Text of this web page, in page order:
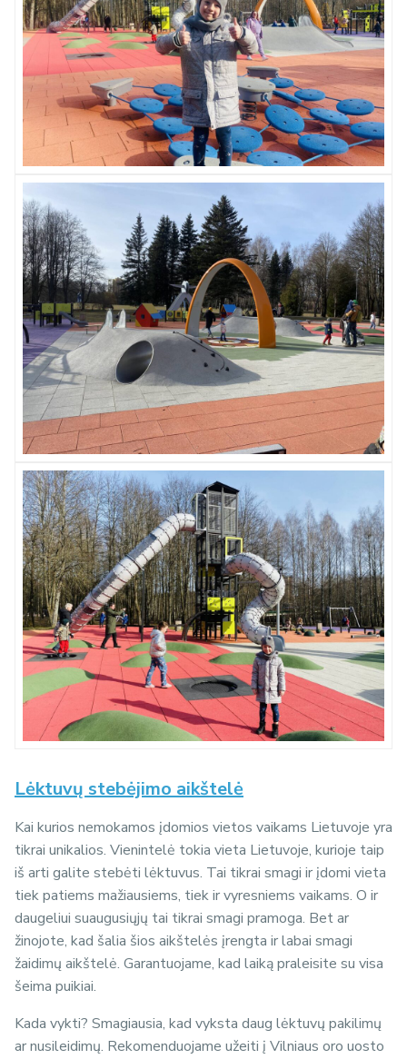
Lėktuvų stebėjimo aikštelė
Kai kurios nemokamos įdomios vietos vaikams Lietuvoje yra
tikrai unikalios. Vienintelė tokia vieta Lietuvoje, kurioje taip
iš arti galite stebėti lėktuvus. Tai tikrai smagi ir įdomi vieta
tiek patiems mažiausiems, tiek ir vyresniems vaikams. O ir
daugeliui suaugusiųjų tai tikrai smagi pramoga. Bet ar
žinojote, kad šalia šios aikštelės įrengta ir labai smagi
žaidimų aikštelė. Garantuojame, kad laiką praleisite su visa
šeima puikiai.
Kada vykti? Smagiausia, kad vyksta daug lėktuvų pakilimų
ar nusileidimų. Rekomenduojame užeiti į Vilniaus oro uosto